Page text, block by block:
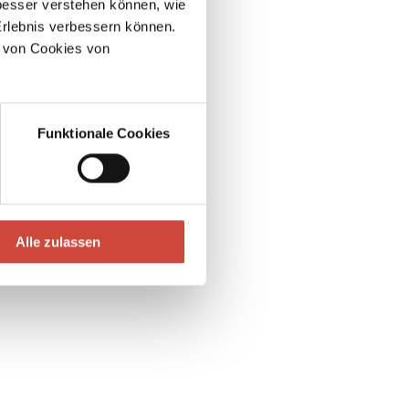
verstehen können, wie
verbessern können.
Cookies von
Funktionale Cookies
Alle zulassen